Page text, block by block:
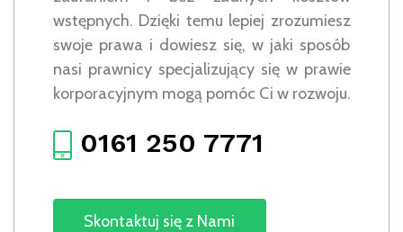
wstępnych. Dzięki temu lepiej zrozumiesz
swoje prawa i dowiesz się, w jaki sposób
nasi prawnicy specjalizujący się w prawie
korporacyjnym mogą pomóc Ci w rozwoju.
0161 250 7771
Skontaktuj się z Nami